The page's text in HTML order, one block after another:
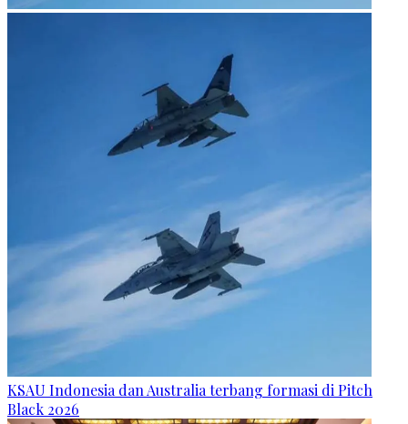
KSAU Indonesia dan Australia terbang formasi di Pitch
Black 2026